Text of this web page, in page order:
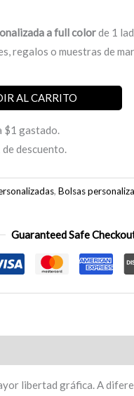
a full colorde 1
regalos o muestras de
AL CARRITO
$1 gastado.
descuento.
, Bolsas
Guaranteed Safe
libertad gráfica. A